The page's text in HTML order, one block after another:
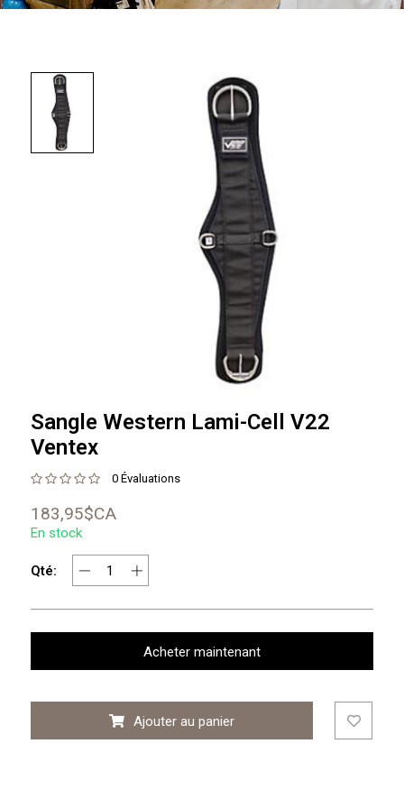
Sangle Western Lami-Cell V22
Ventex
0 Évaluations
183,95$CA
En stock
Qté:
Acheter maintenant
Ajouter au panier